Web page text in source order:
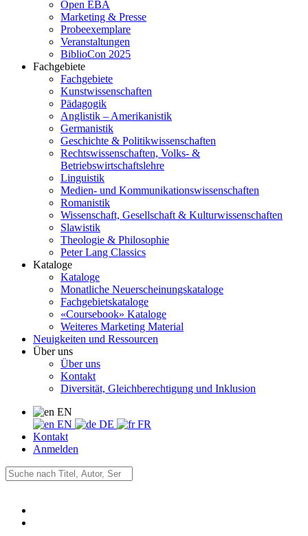
Open EBA
Marketing & Presse
Probeexemplare
Veranstaltungen
BiblioCon 2025
Fachgebiete
Fachgebiete
Kunstwissenschaften
Pädagogik
Anglistik – Amerikanistik
Germanistik
Geschichte & Politikwissenschaften
Rechtswissenschaften, Volks- &
Betriebswirtschaftslehre
Linguistik
Medien- und Kommunikationswissenschaften
Romanistik
Wissenschaft, Gesellschaft & Kulturwissenschaften
Slawistik
Theologie & Philosophie
Peter Lang Classics
Kataloge
Kataloge
Monatliche Neuerscheinungskataloge
Fachgebietskataloge
«Coursebook» Kataloge
Weiteres Marketing Material
Neuigkeiten und Ressourcen
Über uns
Über uns
Kontakt
Diversität, Gleichberechtigung und Inklusion
EN
EN
DE
FR
Kontakt
Anmelden